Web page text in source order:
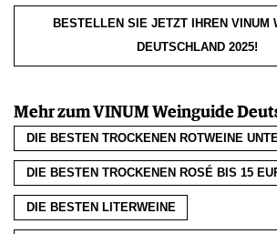
BESTELLEN SIE JETZT IHREN VINUM
DEUTSCHLAND 2025!
Mehr zum VINUM Weinguide
DIE BESTEN TROCKENEN ROTWEINE
DIE BESTEN TROCKENEN ROSÉ BIS 15
DIE BESTEN LITERWEINE